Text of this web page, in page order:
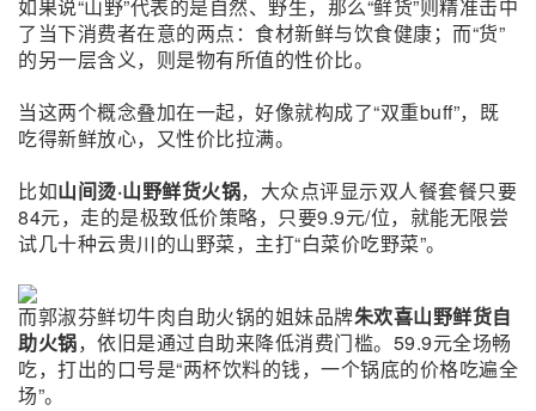
如果说“山野”代表的是自然、野生，那么“鲜货”则精准击中
了当下消费者在意的两点：食材新鲜与饮食健康；而“货”
的另一层含义，则是物有所值的性价比。
当这两个概念叠加在一起，好像就构成了“双重buff”，既
吃得新鲜放心，又性价比拉满。
比如山间烫·山野鲜货火锅，大众点评显示双人餐套餐只要
84元，走的是极致低价策略，只要9.9元/位，就能无限尝
试几十种云贵川的山野菜，主打“白菜价吃野菜”。
而郭淑芬鲜切牛肉自助火锅的姐妹品牌朱欢喜山野鲜货自
助火锅，依旧是通过自助来降低消费门槛。59.9元全场畅
吃，打出的口号是“两杯饮料的钱，一个锅底的价格吃遍全
场”。